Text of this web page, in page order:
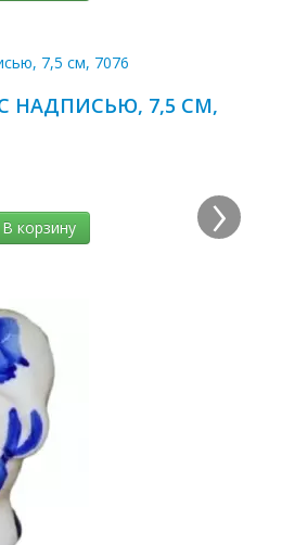
НАДПИСЬЮ, 7,5 СМ,
В корзину
›